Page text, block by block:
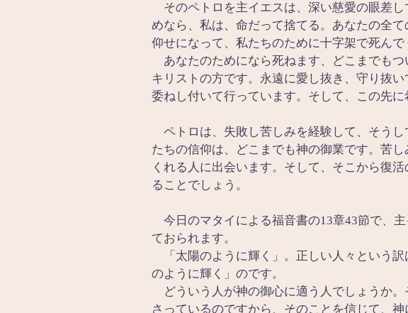
そのペトロを主イエスは、深い慈愛の眼差
めなら、私は、命だって捨てる。あなたの全
仰せになって、私たちのために十字架で死んで
あなたのためになら死ねます、どこまでも
キリストの方です。永遠に愛し抜き、守り抜
委ねし付いて行っています。そして、この先に
ペトロは、失敗し苦しみを経験して、そう
たちの信仰は、どこまでも神の御業です。苦
くれる人に出会います。そして、そこから復
ることでしょう。
今日のマタイによる福音書の13章43節で、
ておられます。
「太陽のように輝く」。正しい人々という
のように輝く」のです。
どういう人が神の御心に適う人でしょうか
さっているのですから、そのことを信じて、